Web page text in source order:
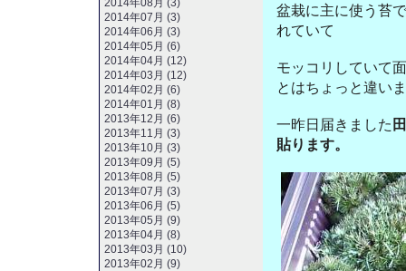
盆栽に主に使う苔
れていて
モッコリしていて
とはちょっと違い
一昨日届きました
貼ります。
2014年08月 (3)
2014年07月 (3)
2014年06月 (3)
2014年05月 (6)
2014年04月 (12)
2014年03月 (12)
2014年02月 (6)
2014年01月 (8)
2013年12月 (6)
2013年11月 (3)
2013年10月 (3)
2013年09月 (5)
2013年08月 (5)
2013年07月 (3)
2013年06月 (5)
2013年05月 (9)
2013年04月 (8)
2013年03月 (10)
2013年02月 (9)